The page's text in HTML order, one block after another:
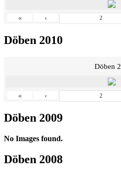
« ‹
Döben 2010
Döben
« ‹
Döben 2009
No Images found.
Döben 2008